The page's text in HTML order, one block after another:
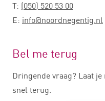
T: (050) 520 53 00
E: info@noordnegentig.nl
Bel me terug
Dringende vraag? Laat
snel terug.